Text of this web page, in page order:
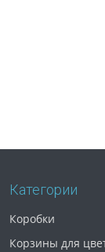
Категории
Коробки
Корзины для